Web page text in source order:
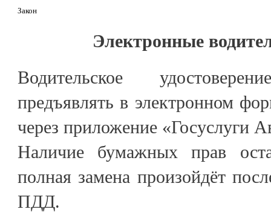
Закон
Электронные
Водительское
предъявлять в электронном
через приложение «Госуслуги
Наличие бумажных прав
полная замена произойдёт
ПДД.